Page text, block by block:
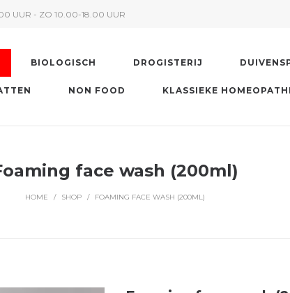
UUR - ZO 10.00-18.00 UUR
BIOLOGISCH DROGISTERIJ
NON FOOD KLASSIEKE
face wash (200ml)
HOME / SHOP / FOAMING FACE WASH (200ML)